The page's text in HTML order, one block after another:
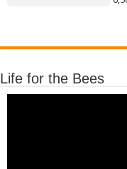
Life for the Bees